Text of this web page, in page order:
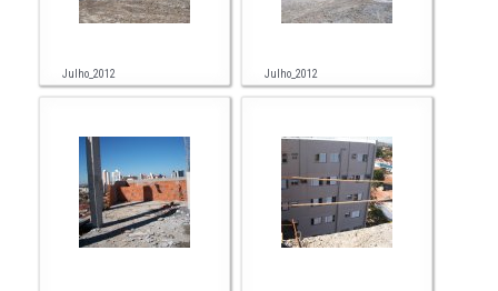
Julho_2012 Julho_2012